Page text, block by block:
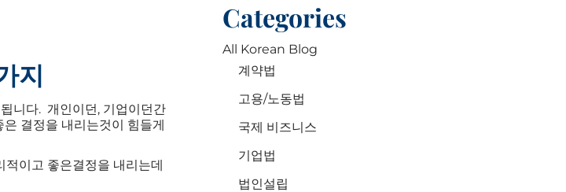
지
니다. 개인이던, 기업이던간
결정을 내리는것이 힘들게
이고 좋은결정을 내리는데
Categories
All Korean Blog
계약법
고용/노동법
국제 비즈니스
기업법
법인설립